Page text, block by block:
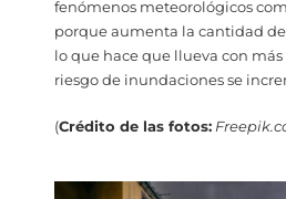
fenómenos meteorológicos
porque aumenta la cantidad
lo que hace que llueva con
riesgo de inundaciones se
(Crédito de las fotos: